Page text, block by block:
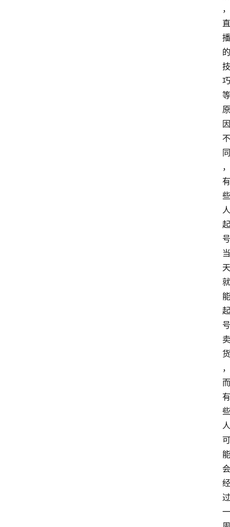
，
直
播
的
技
巧
等
原
因
不
同
，
有
些
人
起
号
当
天
就
能
起
号
卖
货
，
而
有
些
人
可
能
会
经
过
一